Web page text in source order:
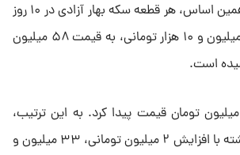
تومان قرار گرفت. بر همین اساس، هر قطعه سکه بهار آزادی در ۱۰ روز
گذشته با افزایش ۴ میلیون و ۱۰ هزار تومانی، به قیمت ۵۸ میلیون
قیمت نیم‌سکه ۳۳ میلیون تومان قیمت پیدا کرد. به این ترتیب،
نیم‌سکه در ۱۰ روز گذشته با افزایش ۲ میلیون تومانی، ۳۳ میلیون و